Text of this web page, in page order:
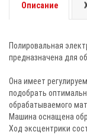
Описание
Полировальная
предназначена для
Она имеет
подобрать
обрабатываемого
Машина оснащена
Ход эксцентрики